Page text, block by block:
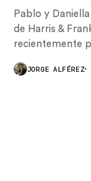
Pablo y
de Harris &
recientemente
JORGE ALFÉREZ